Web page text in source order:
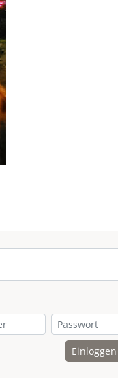
Einloggen